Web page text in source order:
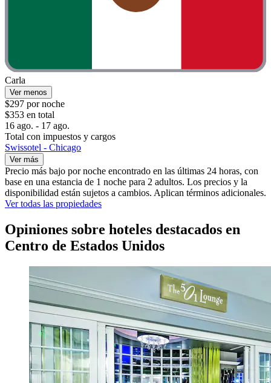
Carla
Ver menos
$297 por noche
$353 en total
16 ago. - 17 ago.
Total con impuestos y cargos
Swissotel - Chicago
Ver más
Precio más bajo por noche encontrado en las últimas 24 horas, con
base en una estancia de 1 noche para 2 adultos. Los precios y la
disponibilidad están sujetos a cambios. Aplican términos adicionales.
Ver todas las propiedades
Opiniones sobre hoteles destacados en
Centro de Estados Unidos